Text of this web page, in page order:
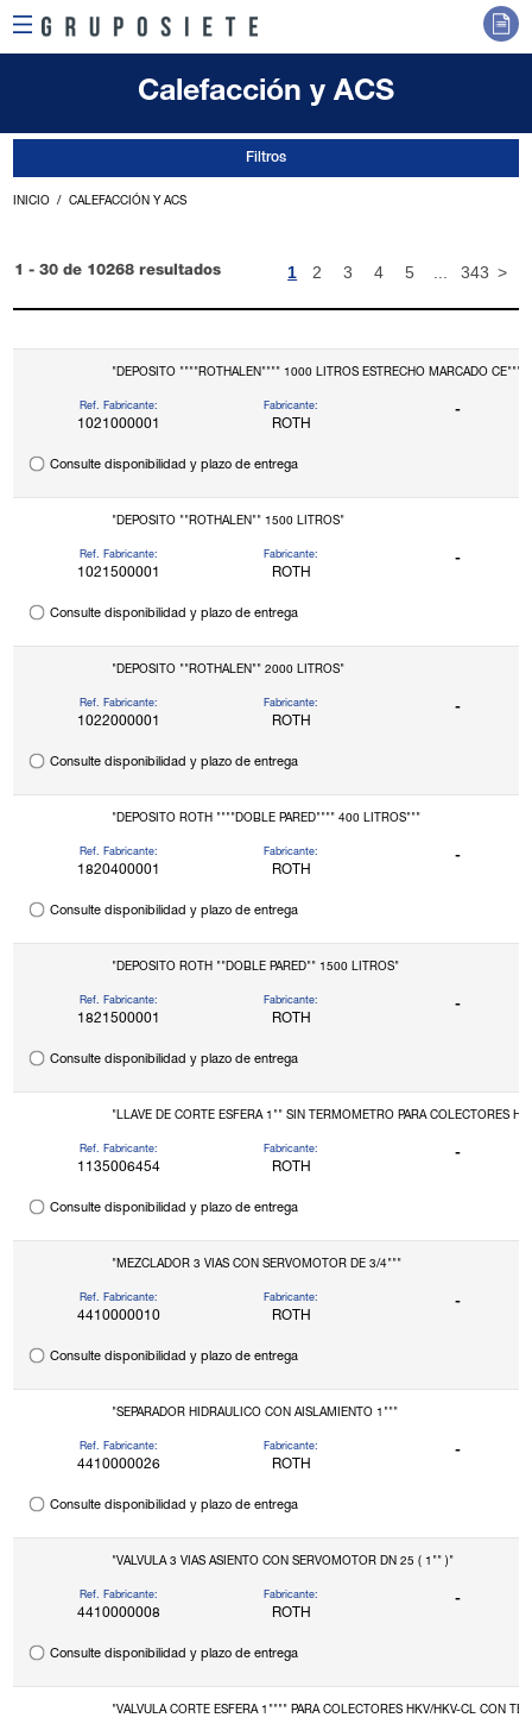
Calefacción y ACS
Filtros
INICIO CALEFACCIÓN Y ACS
1 - 30 de 10268 resultados 1 2 3 4 5 343 >
"DEPOSITO """"ROTHALEN"""" 1000 LITROS ESTRECHO MARCADO CE"""
Ref. Fabricante:
1021000001
Fabricante:
ROTH
-
Consulte disponibilidad y plazo de entrega
"DEPOSITO ""ROTHALEN"" 1500 LITROS"
Ref. Fabricante:
1021500001
Fabricante:
ROTH
-
Consulte disponibilidad y plazo de entrega
"DEPOSITO ""ROTHALEN"" 2000 LITROS"
Ref. Fabricante:
1022000001
Fabricante:
ROTH
-
Consulte disponibilidad y plazo de entrega
"DEPOSITO ROTH """"DOBLE PARED"""" 400 LITROS"""
Ref. Fabricante:
1820400001
Fabricante:
ROTH
-
Consulte disponibilidad y plazo de entrega
"DEPOSITO ROTH ""DOBLE PARED"" 1500 LITROS"
Ref. Fabricante:
1821500001
Fabricante:
ROTH
-
Consulte disponibilidad y plazo de entrega
Ref. Fabricante:
1135006454
Fabricante:
ROTH
-
Consulte disponibilidad y plazo de entrega
"MEZCLADOR 3 VIAS CON SERVOMOTOR DE 3/4"""
Ref. Fabricante:
4410000010
Fabricante:
ROTH
-
Consulte disponibilidad y plazo de entrega
"SEPARADOR HIDRAULICO CON AISLAMIENTO 1"""
Ref. Fabricante:
4410000026
Fabricante:
ROTH
-
Consulte disponibilidad y plazo de entrega
"VALVULA 3 VIAS ASIENTO CON SERVOMOTOR DN 25 ( 1"" )"
Ref. Fabricante:
4410000008
Fabricante:
ROTH
-
Consulte disponibilidad y plazo de entrega